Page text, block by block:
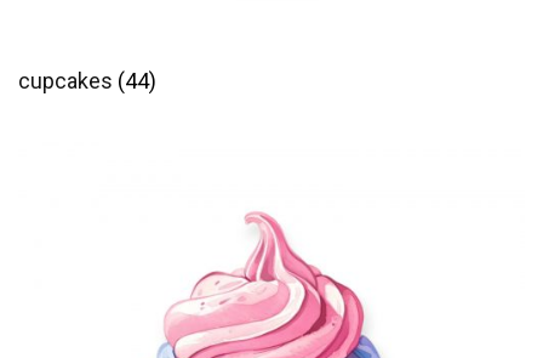
cupcakes (44)